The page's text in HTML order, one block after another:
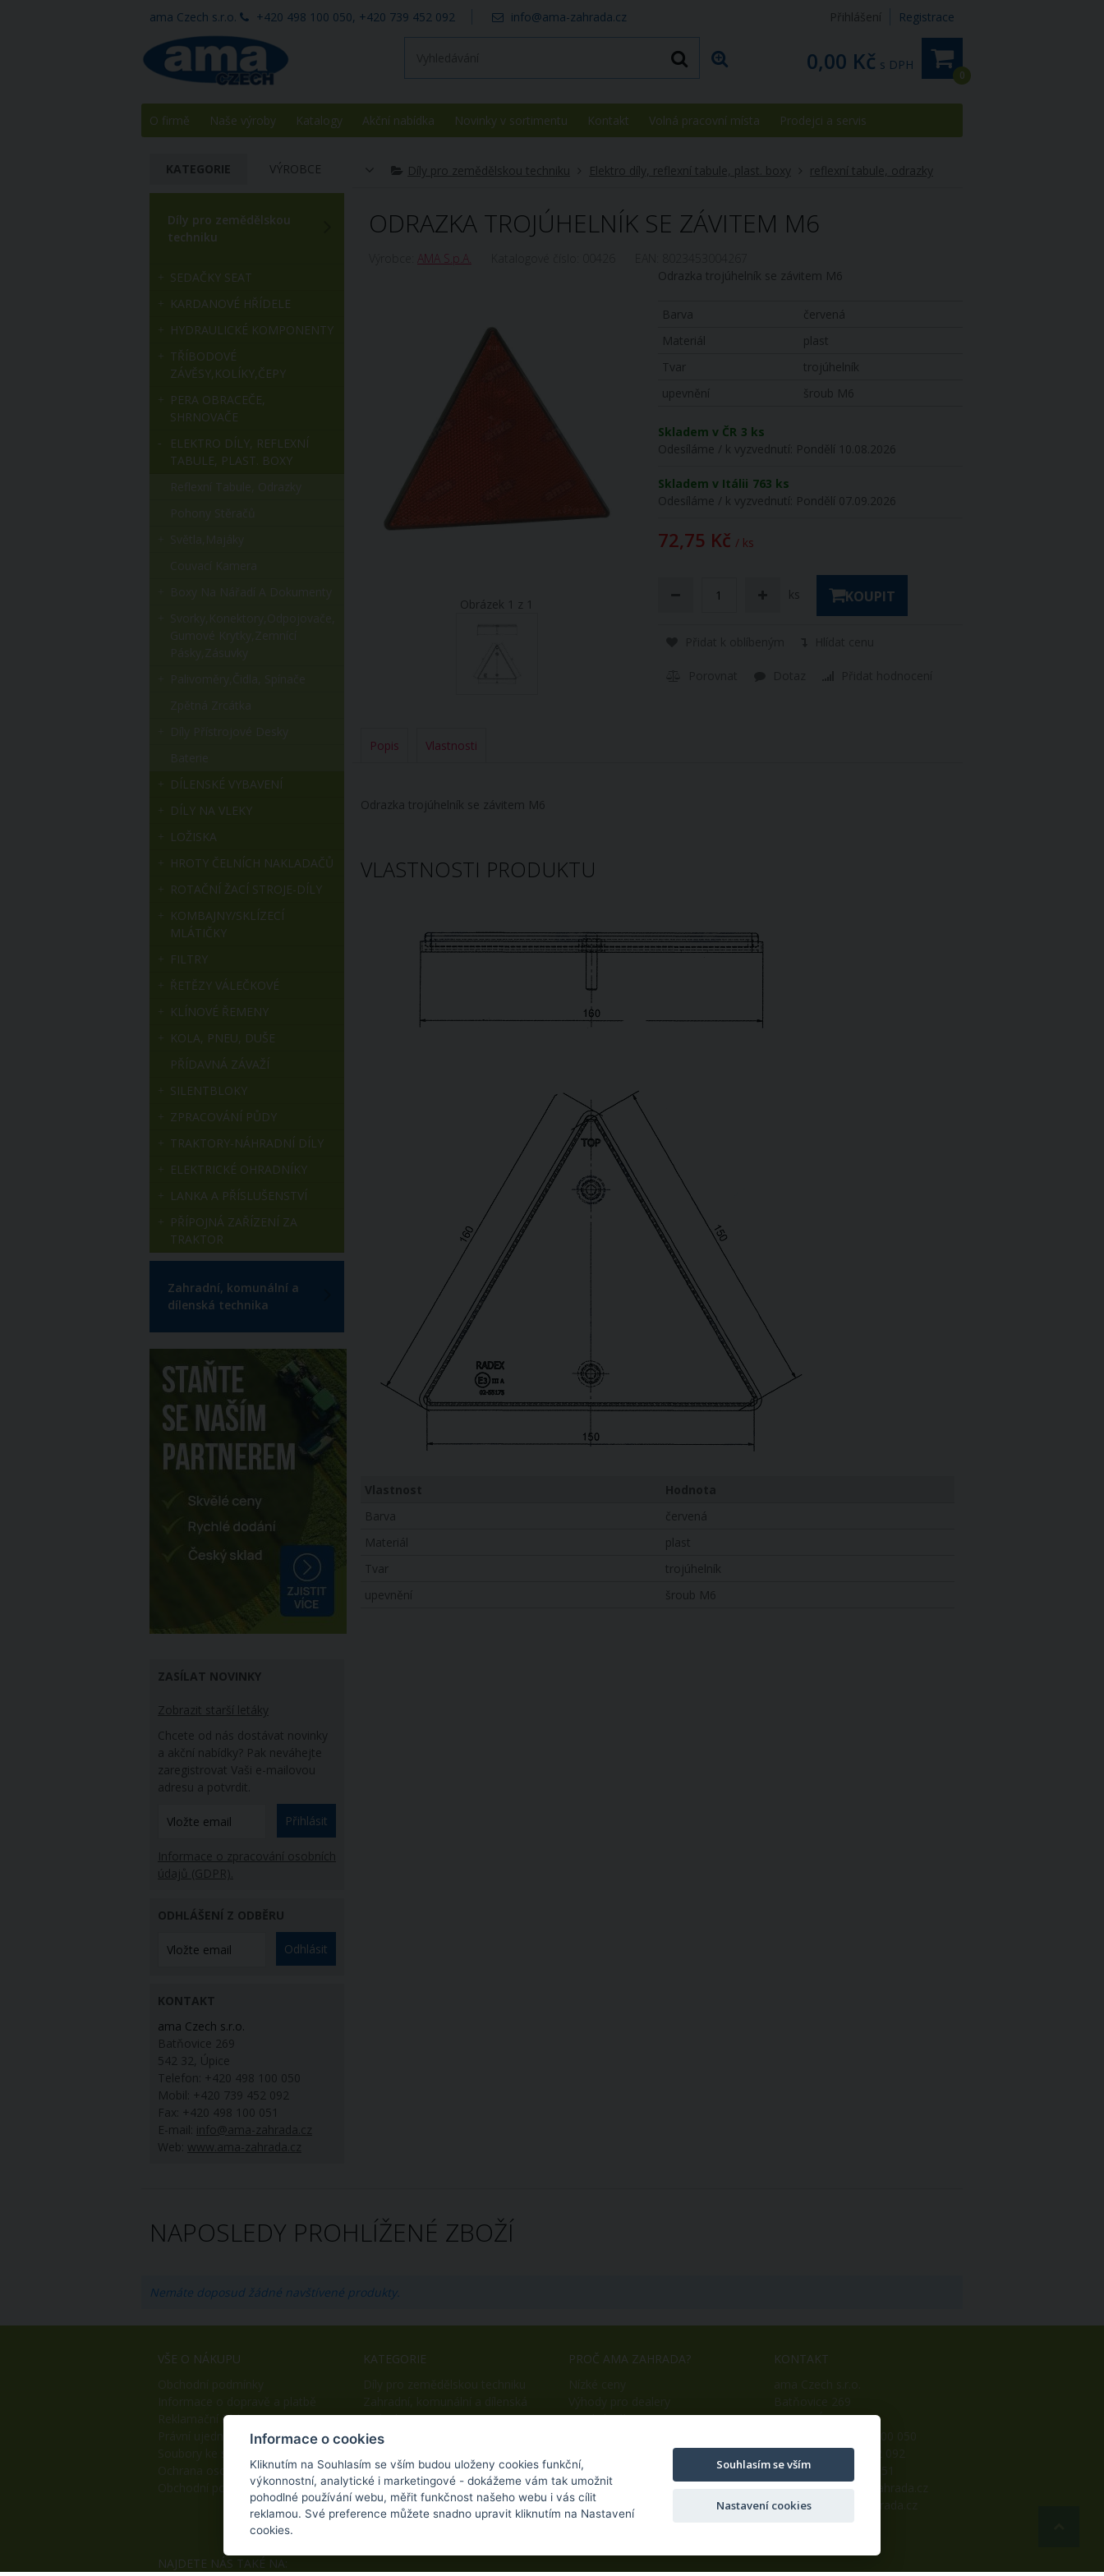
Přihlášení Registrace
ama Czech s.r.o. +420 498 100 050, +420 739 452 092 info@ama-zahrada.cz
0
0,00 Kč s DPH
O firmě Naše výroby Katalogy Akční nabídka Novinky v sortimentu Kontakt Volná pracovní místa Prodejci a servis
Díly pro zemědělskou techniku Elektro díly, reflexní tabule, plast. boxy reflexní tabule, odrazky
ODRAZKA TROJÚHELNÍK SE ZÁVITEM M6
AMA S.p.A.
Obrázek 1 z 1
Odrazka trojúhelník se závitem M6
Barva
červená
Materiál
plast
Tvar
trojúhelník
upevnění
šroub M6
Skladem v ČR 3 ks
Odesíláme / k vyzvednutí: Pondělí 10.08.2026
Skladem v Itálii 763 ks
Odesíláme / k vyzvednutí: Pondělí 07.09.2026
72,75 Kč / ks
ks KOUPIT
Popis Vlastnosti
Odrazka trojúhelník se závitem M6
VLASTNOSTI PRODUKTU
Barva
červená
Materiál
plast
Tvar
trojúhelník
upevnění
šroub M6
KATEGORIE VÝROBCE
Díly pro zemědělskou
techniku
SEDAČKY SEAT
KARDANOVÉ HŘÍDELE
HYDRAULICKÉ KOMPONENTY
TŘÍBODOVÉ
ZÁVĚSY,KOLÍKY,ČEPY
PERA OBRACEČE,
SHRNOVAČE
ELEKTRO DÍLY, REFLEXNÍ
TABULE, PLAST. BOXY
DÍLENSKÉ VYBAVENÍ
DÍLY NA VLEKY
LOŽISKA
HROTY ČELNÍCH NAKLADAČŮ
ROTAČNÍ ŽACÍ STROJE-DÍLY
KOMBAJNY/SKLÍZECÍ
MLÁTIČKY
FILTRY
ŘETĚZY VÁLEČKOVÉ
KLÍNOVÉ ŘEMENY
KOLA, PNEU, DUŠE
PŘÍDAVNÁ ZÁVAŽÍ
SILENTBLOKY
ZPRACOVÁNÍ PŮDY
TRAKTORY-NÁHRADNÍ DÍLY
ELEKTRICKÉ OHRADNÍKY
LANKA A PŘÍSLUŠENSTVÍ
PŘÍPOJNÁ ZAŘÍZENÍ ZA
TRAKTOR
Zahradní, komunální a
dílenská technika
ZASÍLAT NOVINKY
Zobrazit starší letáky
Chcete od nás dostávat novinky
a akční nabídky? Pak neváhejte
zaregistrovat Vaši e-mailovou
adresu a potvrdit.
Přihlásit
Informace o zpracování osobních
údajů (GDPR).
ODHLÁŠENÍ Z ODBĚRU
Odhlásit
KONTAKT
ama Czech s.r.o.
Batňovice 269
542 32, Úpice
Telefon: +420 498 100 050
Mobil: +420 739 452 092
Fax: +420 498 100 051
E-mail: info@ama-zahrada.cz
Web:
www.ama-zahrada.cz
NAPOSLEDY PROHLÍŽENÉ ZBOŽÍ
Nemáte doposud žádné navštívené produkty.
VŠE O NÁKUPU
Reklamační řád
Ochrana osobních údajů
Obchodní podmínky B2B
KATEGORIE
technika
PROČ AMA ZAHRADA?
Snadný nákup
KONTAKT
542 32, Úpice
Mobil: +420 739 452 092
Fax: +420 498 100 051
Web:www.ama-zahrada.cz
NAJDETE NÁS TAKÉ NA:
Informace o cookies
Kliknutím na Souhlasím se vším budou uloženy cookies funkční,
výkonnostní, analytické i marketingové - dokážeme vám tak umožnit
pohodlné používání webu, měřit funkčnost našeho webu i vás cílit
reklamou. Své preference můžete snadno upravit kliknutím na Nastavení
cookies.
Souhlasím se vším
Nastavení cookies